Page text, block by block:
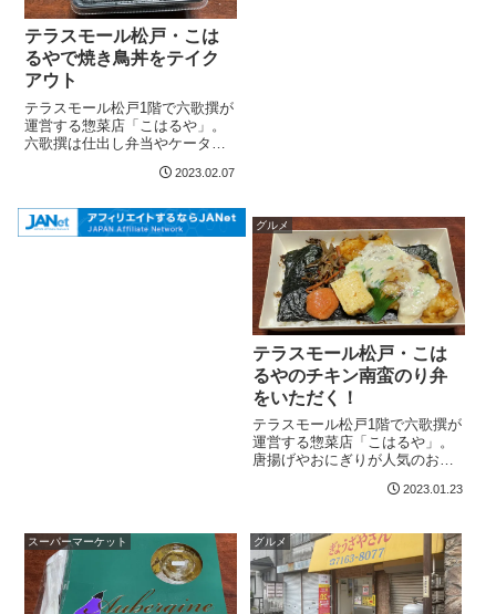
テラスモール松戸・こは
るやで焼き鳥丼をテイク
アウト
テラスモール松戸1階で六歌撰が
運営する惣菜店「こはるや」。
六歌撰は仕出し弁当やケータリ
寿司の出前を頼んだりしていま
る「こはるや」は唐揚げとおに
ぎりが人気です。テラスモール
2023.02.07
グルメ
テラスモール松戸・こは
るやのチキン南蛮のり弁
をいただく！
テラスモール松戸1階で六歌撰が
運営する惣菜店「こはるや」。
唐揚げやおにぎりが人気のお店
買ってみました。甘辛だれに絡
子なども載ったのり弁です。テ
ラスモール松戸「こはるや」で
唐揚げ弁当を半...
2023.01.23
スーパーマーケット グルメ